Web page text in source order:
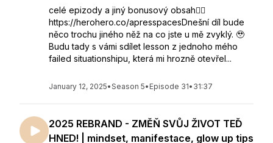
celé epizody a jiný bonusový obsah👇🏻
https://herohero.co/apresspacesDnešní díl bude
něco trochu jiného něž na co jste u mě zvyklý. ⁣🥹
Budu tady s vámi sdílet lesson z jednoho mého
failed situationshipu, která mi hrozně otevřel...
January 12, 2025•Season 5• Episode 31• 31:37
2025 REBRAND - ZMĚŇ SVŮJ ŽIVOT TEĎ
HNED! | mindset, manifestace, glow up tips